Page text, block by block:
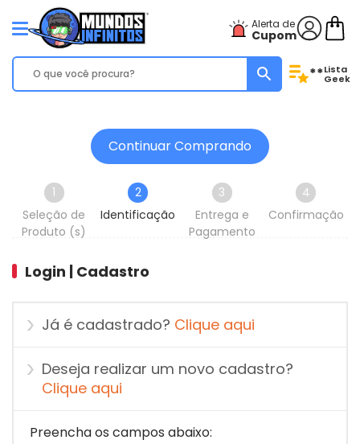
Alerta de
Cupom
**Lista
Geek
Continuar Comprando
1
Seleção de
Produto (s)
2
Identificação
3
Entrega e
Pagamento
4
Confirmação
Login | Cadastro
Já é cadastrado? Clique aqui
Deseja realizar um novo cadastro?
Clique aqui
Preencha os campos abaixo: